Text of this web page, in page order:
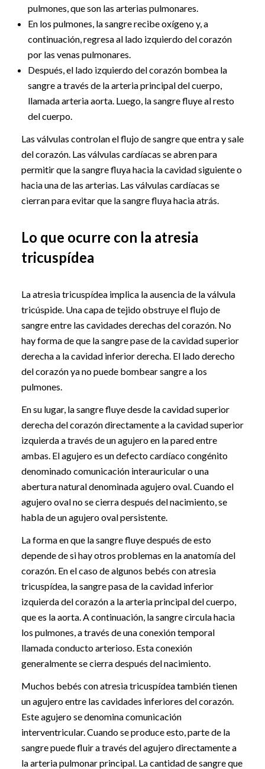
pulmones, que son las arterias pulmonares.
En los pulmones, la sangre recibe oxígeno y, a
continuación, regresa al lado izquierdo del corazón
por las venas pulmonares.
Después, el lado izquierdo del corazón bombea la
sangre a través de la arteria principal del cuerpo,
llamada arteria aorta. Luego, la sangre fluye al resto
del cuerpo.
Las válvulas controlan el flujo de sangre que entra y sale
del corazón. Las válvulas cardíacas se abren para
permitir que la sangre fluya hacia la cavidad siguiente o
hacia una de las arterias. Las válvulas cardíacas se
cierran para evitar que la sangre fluya hacia atrás.
Lo que ocurre con la atresia
tricuspídea
La atresia tricuspídea implica la ausencia de la válvula
tricúspide. Una capa de tejido obstruye el flujo de
sangre entre las cavidades derechas del corazón. No
hay forma de que la sangre pase de la cavidad superior
derecha a la cavidad inferior derecha. El lado derecho
del corazón ya no puede bombear sangre a los
pulmones.
En su lugar, la sangre fluye desde la cavidad superior
derecha del corazón directamente a la cavidad superior
izquierda a través de un agujero en la pared entre
ambas. El agujero es un defecto cardíaco congénito
denominado comunicación interauricular o una
abertura natural denominada agujero oval. Cuando el
agujero oval no se cierra después del nacimiento, se
habla de un agujero oval persistente.
La forma en que la sangre fluye después de esto
depende de si hay otros problemas en la anatomía del
corazón. En el caso de algunos bebés con atresia
tricuspídea, la sangre pasa de la cavidad inferior
izquierda del corazón a la arteria principal del cuerpo,
que es la aorta. A continuación, la sangre circula hacia
los pulmones, a través de una conexión temporal
llamada conducto arterioso. Esta conexión
generalmente se cierra después del nacimiento.
Muchos bebés con atresia tricuspídea también tienen
un agujero entre las cavidades inferiores del corazón.
Este agujero se denomina comunicación
interventricular. Cuando se produce esto, parte de la
sangre puede fluir a través del agujero directamente a
la arteria pulmonar principal. La cantidad de sangre que